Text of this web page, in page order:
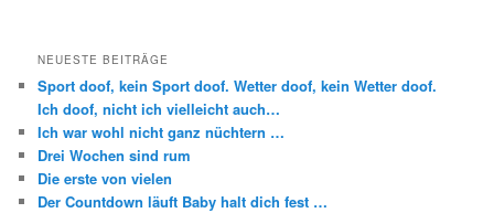
NEUESTE BEITRÄGE
Sport doof, kein Sport doof. Wetter doof, kein Wetter doof.
Ich doof, nicht ich vielleicht auch…
Ich war wohl nicht ganz nüchtern …
Drei Wochen sind rum
Die erste von vielen
Der Countdown läuft Baby halt dich fest …